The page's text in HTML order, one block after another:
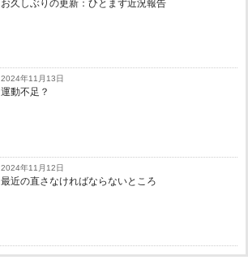
お久しぶりの更新：ひとまず近況報告
2024年11月13日
運動不足？
2024年11月12日
最近の直さなければならないところ